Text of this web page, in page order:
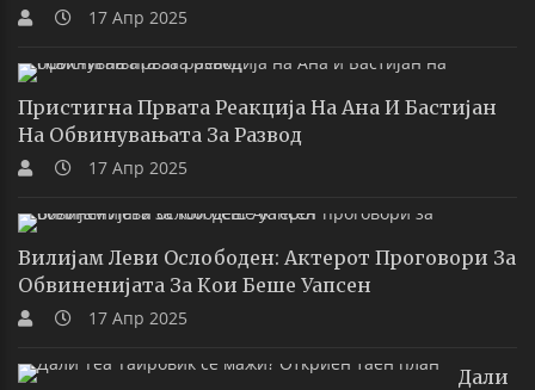
17 Апр 2025
Пристигна Првата Реакција На Ана И Бастијан
На Обвинувањата За Развод
17 Апр 2025
Вилијам Леви Ослободен: Актерот Проговори За
Обвиненијата За Кои Беше Уапсен
17 Апр 2025
Дали